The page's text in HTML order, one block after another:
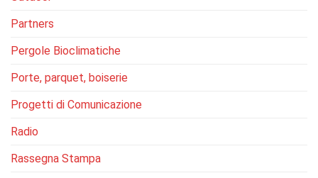
Partners
Pergole Bioclimatiche
Porte, parquet, boiserie
Progetti di Comunicazione
Radio
Rassegna Stampa